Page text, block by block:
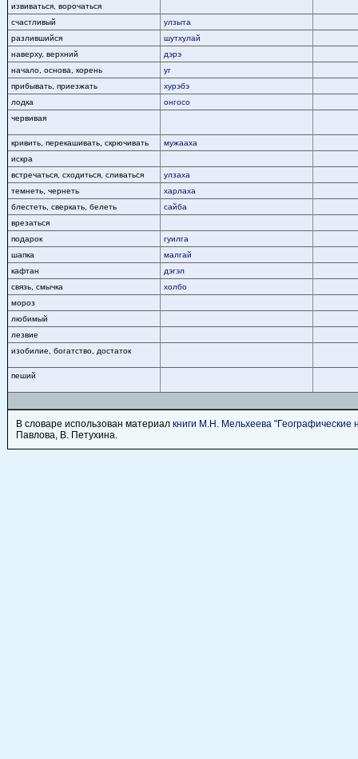
извиваться, ворочаться
счастливый
улзыта
разлившийся
шутхулай
наверху, верхний
дэрэ
начало, основа, корень
уг
прибывать, приезжать
хурэбэ
лодка
онгосо
червивая
кривить, перекашивать, скрючивать
мужааха
искра
встречаться, сходиться, сливаться
улзаха
темнеть, чернеть
харлаха
блестеть, сверкать, белеть
сайба
врезаться
подарок
гуилга
шапка
малгай
кафтан
дэгэл
связь, смычка
холбо
мороз
любимый
лезвие
изобилие, богатство, достаток
пеший
В словаре использован материал книги М.Н. Мельхеева "Географические
Павлова, В. Петухина.